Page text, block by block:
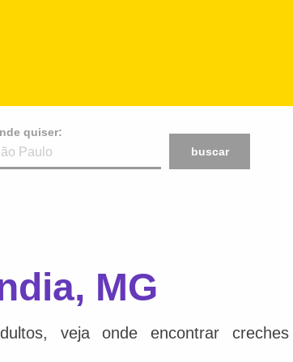
quiser:
buscar
MG
veja onde encontrar